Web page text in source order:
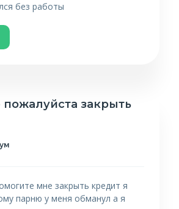
без работы
закрыть
мне закрыть кредит я
парню у меня обманул а я